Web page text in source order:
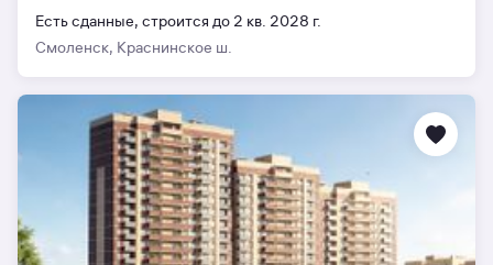
Есть сданные, строится до 2 кв. 2028 г.
Смоленск, Краснинское ш.